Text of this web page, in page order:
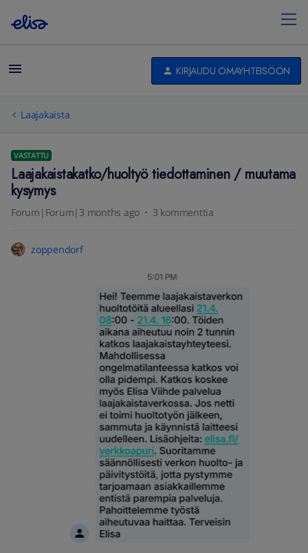
KIRJAUDU OMAYHTEISÖÖN
Laajakaista
VASTATTU
Laajakaistakatko/huoltyö tiedottaminen / muutama
kysymys
Forum|Forum|3 months ago 3 kommenttia
zoppendorf